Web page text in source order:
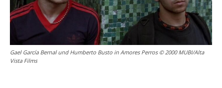
Gael García Bernal und Humberto Busto in Amores Perros © 2000 MUBI/Alta
Vista Films